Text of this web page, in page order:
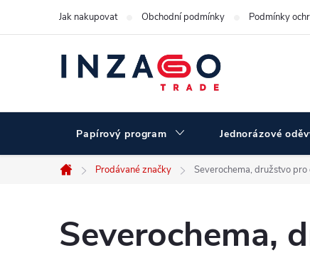
Jak nakupovat Obchodní podmínky Podmínky
Papírový program Jednorázové
Domů
Prodávané značky Severochema, družstvo
Severochema,